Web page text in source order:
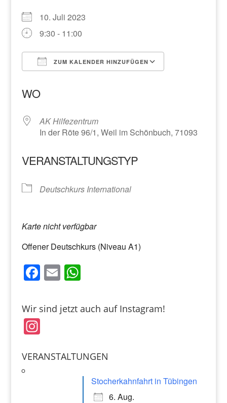
10. Juli 2023
9:30 - 11:00
ZUM KALENDER HINZUFÜGEN
WO
AK Hilfezentrum
In der Röte 96/1, Weil im Schönbuch, 71093
VERANSTALTUNGSTYP
Deutschkurs International
Karte nicht verfügbar
Offener Deutschkurs (Niveau A1)
F
c
e
b
o
E
ai
l
W
at
p
Wir sind jetzt auch auf Instagram!
In
a
VERANSTALTUNGEN
Stocherkahnfahrt in Tübingen
6. Aug.